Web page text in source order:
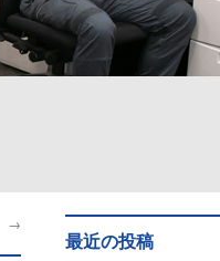
→
最近の投稿